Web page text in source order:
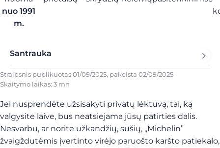
nuo 1991
m.
Santrauka
Straipsnis publikuotas01/09/2025, pakeista 02/09/2025
Skaitymo laikas: 3 mn
Jei nusprendėte užsisakyti privatų lėktuvą, tai, ką
valgysite laive, bus neatsiejama jūsų patirties dalis.
Nesvarbu, ar norite užkandžių, sušių, „Michelin”
žvaigždutėmis įvertinto virėjo paruošto karšto patiekalo,